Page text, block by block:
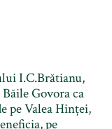
I.C.Brătianu,
Govora ca
pe Valea Hinței,
pe